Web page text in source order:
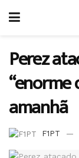
Perez
“enorme
amanhã
F1PT